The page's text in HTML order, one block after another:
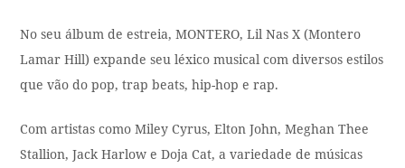
No seu álbum de estreia, MONTERO, Lil Nas X (Montero
Lamar Hill) expande seu léxico musical com diversos estilos
que vão do pop, trap beats, hip-hop e rap.
Com artistas como Miley Cyrus, Elton John, Meghan Thee
Stallion, Jack Harlow e Doja Cat, a variedade de músicas